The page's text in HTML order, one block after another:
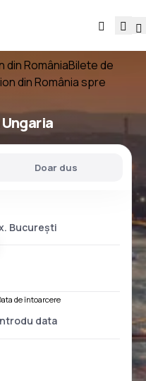
din RomâniaBilete de
din România spre
Doar dus
de întoarcere